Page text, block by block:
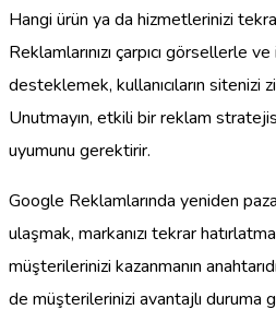
Hangi ürün ya da hizmetlerinizi
Reklamlarınızı çarpıcı görsellerle
desteklemek, kullanıcıların sitenizi
Unutmayın, etkili bir reklam
uyumunu gerektirir.
Google Reklamlarında yeniden
ulaşmak, markanızı tekrar
müşterilerinizi kazanmanın
de müşterilerinizi avantajlı duruma